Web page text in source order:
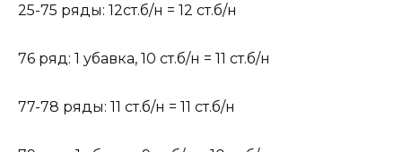
25-75 ряды: 12ст.б/н = 12 ст.б/н
76 ряд: 1 убавка, 10 ст.б/н = 11 ст.б/н
77-78 ряды: 11 ст.б/н = 11 ст.б/н